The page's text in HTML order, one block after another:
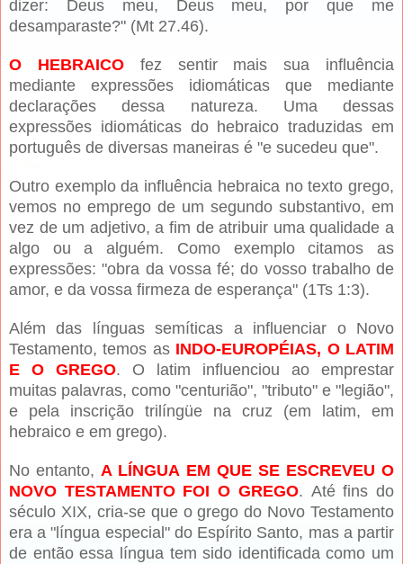
dizer: Deus meu, Deus meu, por que me
desamparaste?" (Mt 27.46).
O HEBRAICOfez sentir mais sua influência
mediante expressões idiomáticas que mediante
declarações dessa natureza. Uma dessas
expressões idiomáticas do hebraico traduzidas em
português de diversas maneiras é "e sucedeu que".
Outro exemplo da influência hebraica no texto grego,
vemos no emprego de um segundo substantivo, em
vez de um adjetivo, a fim de atribuir uma qualidade a
algo ou a alguém. Como exemplo citamos as
expressões: "obra da vossa fé; do vosso trabalho de
amor, e da vossa firmeza de esperança" (1Ts 1:3).
Além das línguas semíticas a influenciar o Novo
Testamento, temos as INDO-EUROPÉIAS, O LATIM
E O GREGO. O latim influenciou ao emprestar
muitas palavras, como "centurião", "tributo" e "legião",
e pela inscrição trilíngüe na cruz (em latim, em
hebraico e em grego).
No entanto,A LÍNGUA EM QUE SE ESCREVEU O
NOVO TESTAMENTO FOI O GREGO. Até fins do
século XIX, cria-se que o grego do Novo Testamento
era a "língua especial" do Espírito Santo, mas a partir
de então essa língua tem sido identificada como um